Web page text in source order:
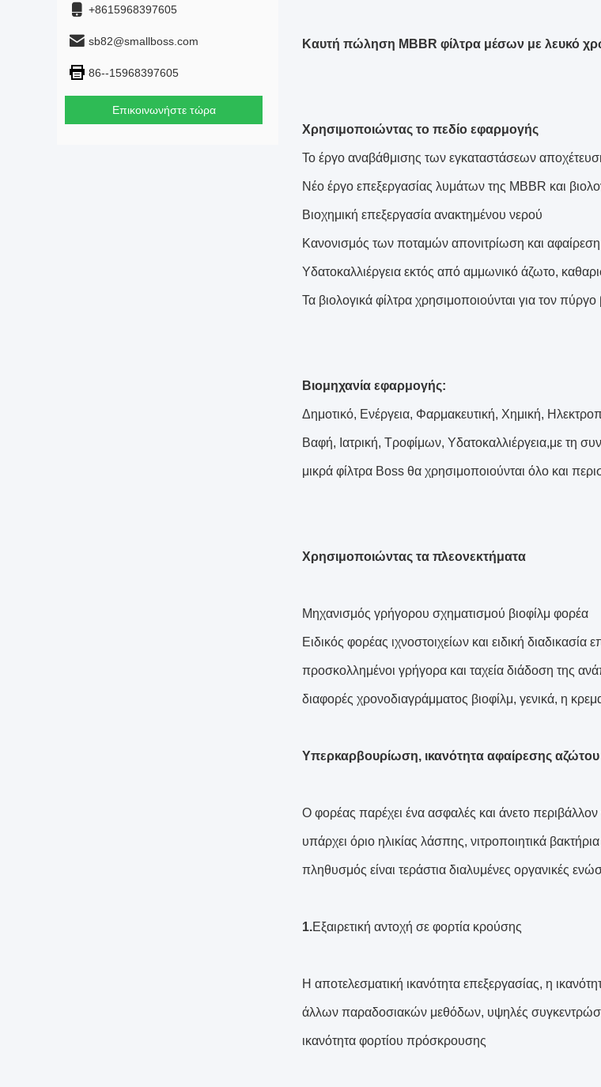
+8615968397605
sb82@smallboss.com
86--15968397605
Επικοινωνήστε τώρα
Καυτή πώληση MBBR φίλτρα μέσων με λευκό
Χρησιμοποιώντας το πεδίο εφαρμογής
Το έργο αναβάθμισης των εγκαταστάσεων
Νέο έργο επεξεργασίας λυμάτων της MBBR και
Βιοχημική επεξεργασία ανακτημένου νερού
Κανονισμός των ποταμών απονιτρίωση και
Υδατοκαλλιέργεια εκτός από αμμωνικό άζωτο,
Τα βιολογικά φίλτρα χρησιμοποιούνται για τον
Βιομηχανία εφαρμογής:
Δημοτικό, Ενέργεια, Φαρμακευτική, Χημική,
Βαφή, Ιατρική, Τροφίμων, Υδατοκαλλιέργεια,με τη
μικρά φίλτρα Boss θα χρησιμοποιούνται όλο και
Χρησιμοποιώντας τα πλεονεκτήματα
Μηχανισμός γρήγορου σχηματισμού βιοφίλμ φορέα
Ειδικός φορέας ιχνοστοιχείων και ειδική
προσκολλημένοι γρήγορα και ταχεία διάδοση της
διαφορές χρονοδιαγράμματος βιοφίλμ, γενικά, η
Υπερκαρβουρίωση, ικανότητα αφαίρεσης
Ο φορέας παρέχει ένα ασφαλές και άνετο
υπάρχει όριο ηλικίας λάσπης, νιτροποιητικά
πληθυσμός είναι τεράστια διαλυμένες οργανικές
1.Εξαιρετική αντοχή σε φορτία κρούσης
Η αποτελεσματική ικανότητα επεξεργασίας, η
άλλων παραδοσιακών μεθόδων, υψηλές
ικανότητα φορτίου πρόσκρουσης